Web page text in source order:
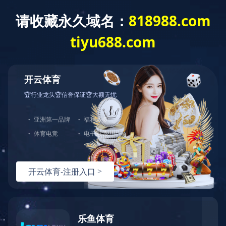
网站首页 关于中大 产品展示